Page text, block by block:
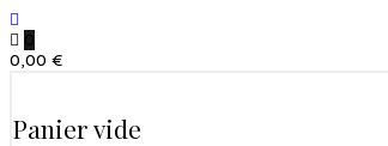
0
0,00 €
Panier vide